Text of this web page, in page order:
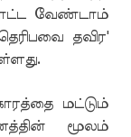
வேண்டாம்
தவிர'
மட்டும்
மூலம்